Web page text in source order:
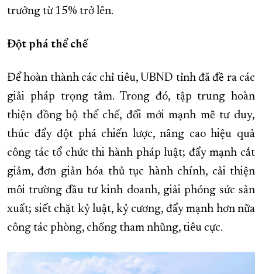
trưởng từ 15% trở lên.
Đột phá thể chế
Để hoàn thành các chỉ tiêu, UBND tỉnh đã đề ra các
giải pháp trọng tâm. Trong đó, tập trung hoàn
thiện đồng bộ thể chế, đổi mới mạnh mẽ tư duy,
thúc đẩy đột phá chiến lược, nâng cao hiệu quả
công tác tổ chức thi hành pháp luật; đẩy mạnh cắt
giảm, đơn giản hóa thủ tục hành chính, cải thiện
môi trường đầu tư kinh doanh, giải phóng sức sản
xuất; siết chặt kỷ luật, kỷ cương, đẩy mạnh hơn nữa
công tác phòng, chống tham nhũng, tiêu cực.